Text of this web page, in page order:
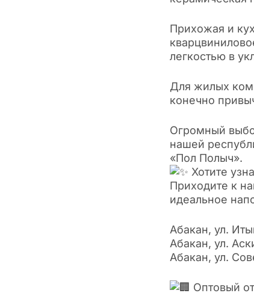
Прихожая и
легкостью в
Для жилых
конечно
Огромный
нашей
«Пол Полыч».
Хотите
Приходите к
идеальное
Абакан, ул.
Абакан, ул.
Абакан, ул.
Оптовый